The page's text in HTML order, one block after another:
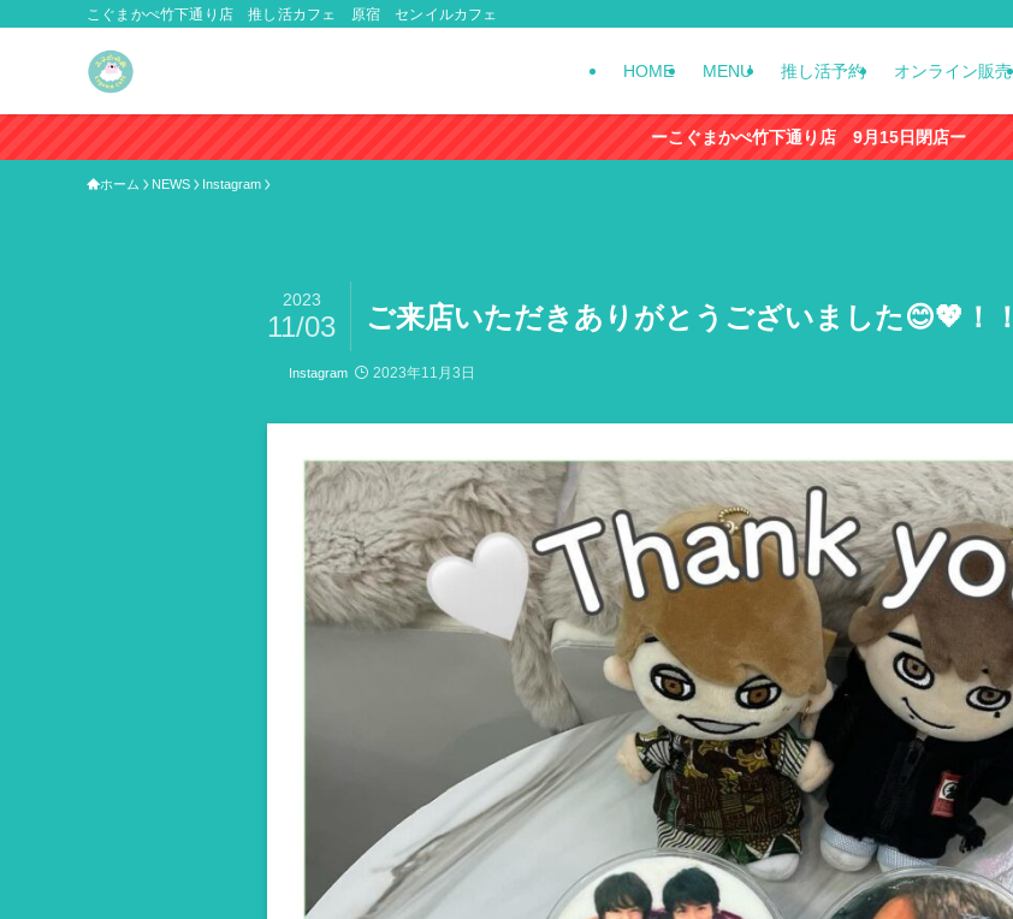
こぐまかぺ竹下通り店 推し活カフェ 原宿 センイルカフェ
HOME MENU 推し活予約 オンライン販売
ーこぐまかぺ竹下通り店 9月15日閉店ー
ホーム NEWS Instagram
ご来店いただきありがとうございました😊💖！！
2023
11/03
Instagram 2023年11月3日